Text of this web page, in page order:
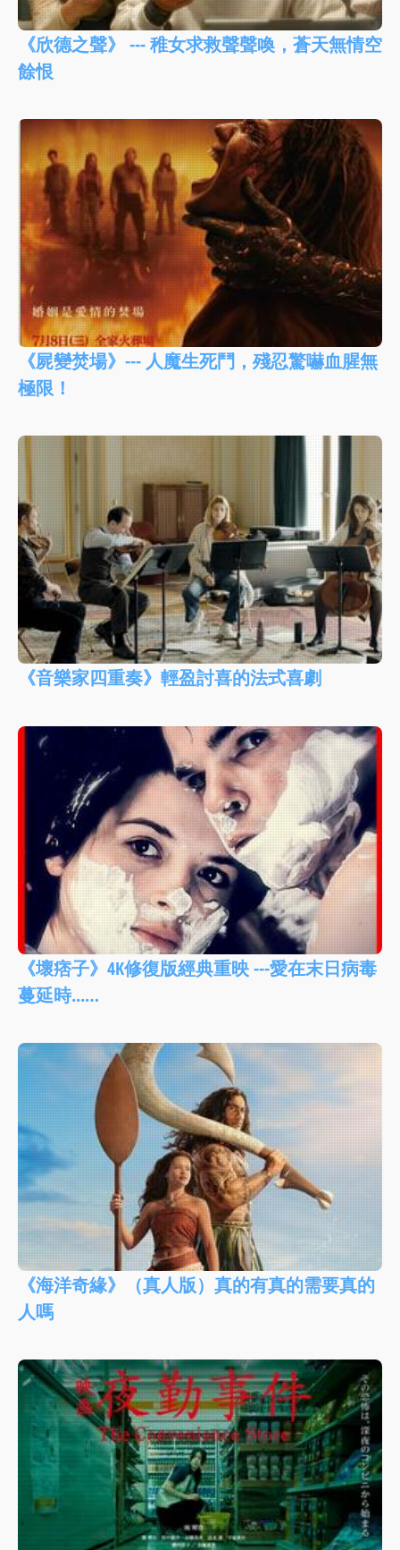
《欣德之聲》 --- 稚女求救聲聲喚，蒼天無情空
餘恨
《屍變焚場》--- 人魔生死鬥，殘忍驚嚇血腥無
極限！
《音樂家四重奏》輕盈討喜的法式喜劇
《壞痞子》4K修復版經典重映 ---愛在末日病毒
蔓延時...…
《海洋奇緣》（真人版）真的有真的需要真的
人嗎